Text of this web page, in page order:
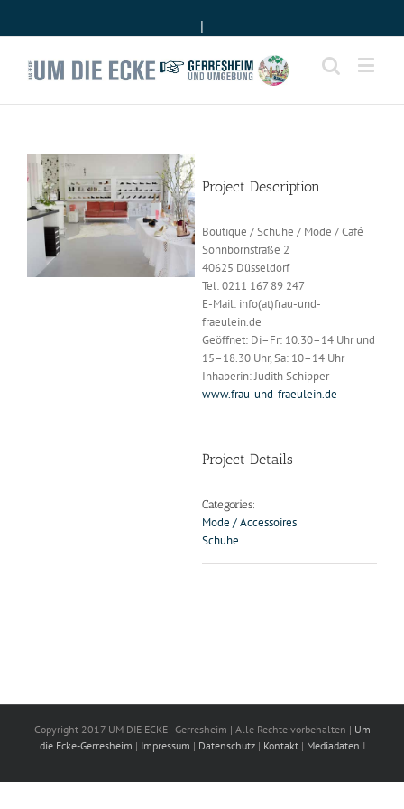
|
Project Description
Boutique / Schuhe / Mode / Café
Sonnbornstraße 2
40625 Düsseldorf
Tel: 0211 167 89 247
E-Mail: info(at)frau-und-
fraeulein.de
Geöffnet: Di–Fr: 10.30–14 Uhr und
15–18.30 Uhr, Sa: 10–14 Uhr
Inhaberin: Judith Schipper
www.frau-und-fraeulein.de
Project Details
Categories:
Mode / Accessoires
Schuhe
Copyright 2017 UM DIE ECKE - Gerresheim | Alle Rechte vorbehalten | Um
die Ecke-Gerresheim | Impressum | Datenschutz| Kontakt| Mediadaten I